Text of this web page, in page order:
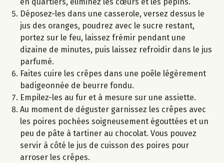
en quartiers, éliminez les cœurs et les pépins.
Déposez-les dans une casserole, versez dessus le
jus des oranges, poudrez avec le sucre restant,
portez sur le feu, laissez frémir pendant une
dizaine de minutes, puis laissez refroidir dans le jus
parfumé.
Faites cuire les crêpes dans une poêle légèrement
badigeonnée de beurre fondu.
Empilez-les au fur et à mesure sur une assiette.
Au moment de déguster garnissez les crêpes avec
les poires pochées soigneusement égouttées et un
peu de pâte à tartiner au chocolat. Vous pouvez
servir à côté le jus de cuisson des poires pour
arroser les crêpes.